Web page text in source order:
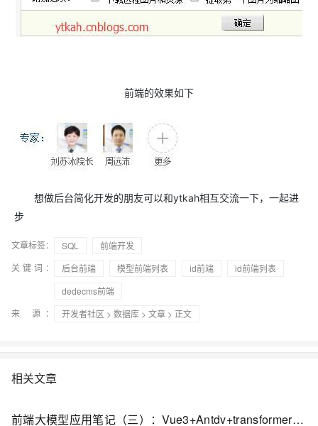
前端的效果如下
想做后台简化开发的朋友可以和ytkah相互交流一下，一起进
步
文章标签： SQL
前端开发
关键词：
后台前端 模型前端列表 id前端
id前端列表
dedecms前端
来 源：
开发者社区 > 数据库 > 文章 > 正文
相关文章
前端大模型应用笔记（三）：Vue3+Antdv+transformers+本地模型实现浏览器端侧增强搜索